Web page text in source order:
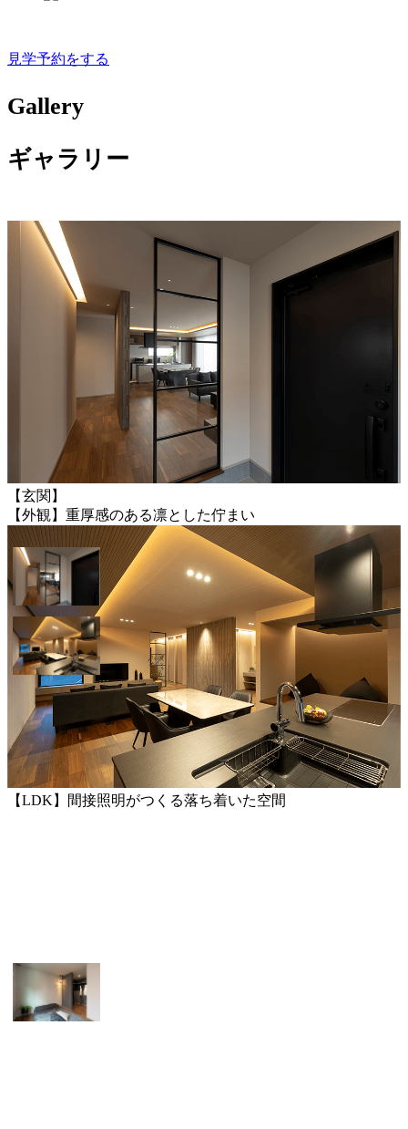
見学予約をする
Gallery
ギャラリー
【玄関】
【外観】重厚感のある凛とした佇まい
【LDK】間接照明がつくる落ち着いた空間